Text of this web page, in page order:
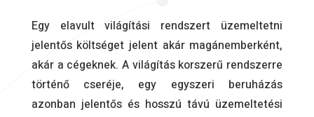
Egy elavult világítási rendszert üzemeltetni
jelentős költséget jelent akár magánemberként,
akár a cégeknek. A világítás korszerű rendszerre
történő cseréje, egy egyszeri beruházás
azonban jelentős és hosszú távú üzemeltetési